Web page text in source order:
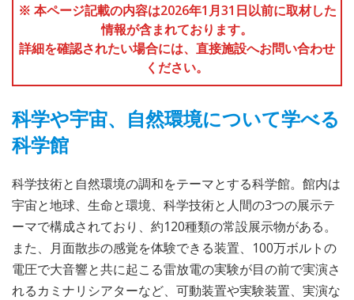
※ 本ページ記載の内容は2026年1月31日以前に取材した
情報が含まれております。
詳細を確認されたい場合には、直接施設へお問い合わせ
ください。
科学や宇宙、自然環境について学べる
科学館
科学技術と自然環境の調和をテーマとする科学館。館内は
宇宙と地球、生命と環境、科学技術と人間の3つの展示テ
ーマで構成されており、約120種類の常設展示物がある。
また、月面散歩の感覚を体験できる装置、100万ボルトの
電圧で大音響と共に起こる雷放電の実験が目の前で実演さ
れるカミナリシアターなど、可動装置や実験装置、実演な